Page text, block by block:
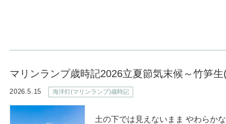
マリンランプ歳時記2026立夏節気末候～竹笋
2026.5.15 海洋灯(マリンランプ)歳時記
土の下では見えないまま やわらか